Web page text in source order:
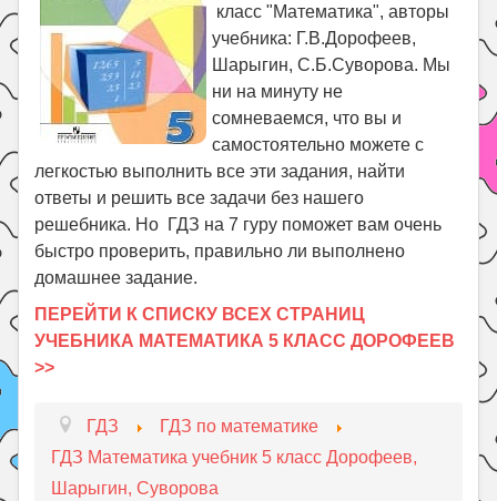
класс "Математика", авторы
учебника: Г.В.Дорофеев,
Шарыгин, С.Б.Суворова. Мы
ни на минуту не
сомневаемся, что вы и
самостоятельно можете с
легкостью выполнить все эти задания, найти
ответы и решить все задачи без нашего
решебника. Но ГДЗ на 7 гуру поможет вам очень
быстро проверить, правильно ли выполнено
домашнее задание.
ПЕРЕЙТИ К СПИСКУ ВСЕХ СТРАНИЦ
УЧЕБНИКА МАТЕМАТИКА 5 КЛАСС ДОРОФЕЕВ
>>
ГДЗ
ГДЗ по математике
ГДЗ Математика учебник 5 класс Дорофеев,
Шарыгин, Суворова